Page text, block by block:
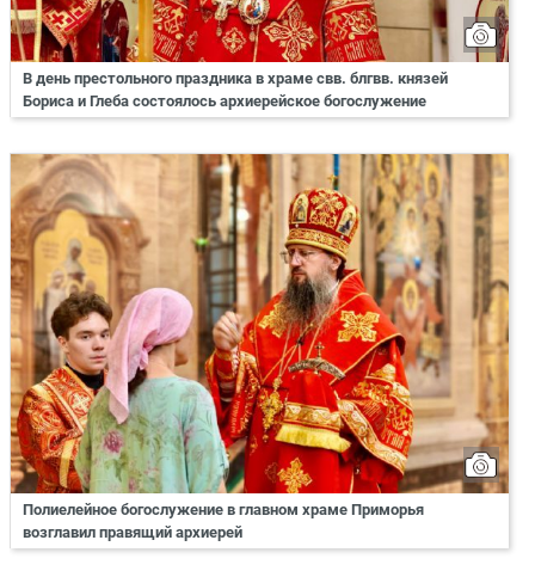
В день престольного праздника в храме свв. блгвв. князей
Бориса и Глеба состоялось архиерейское богослужение
Полиелейное богослужение в главном храме Приморья
возглавил правящий архиерей